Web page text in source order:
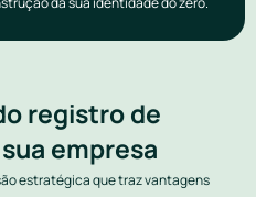
registro de
empresa
estratégica que traz vantagens